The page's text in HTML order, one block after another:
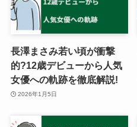
長澤まさみ若い頃が衝撃
的?12歳デビューから人気
女優への軌跡を徹底解説!
2026年1月5日